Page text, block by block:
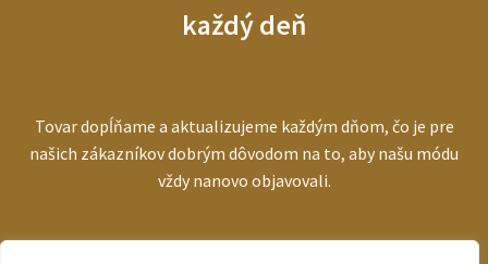
každý deň
Tovar dopĺňame a aktualizujeme každým dňom, čo je pre
našich zákazníkov dobrým dôvodom na to, aby našu módu
vždy nanovo objavovali.